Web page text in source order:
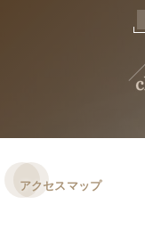
アクセスマップ